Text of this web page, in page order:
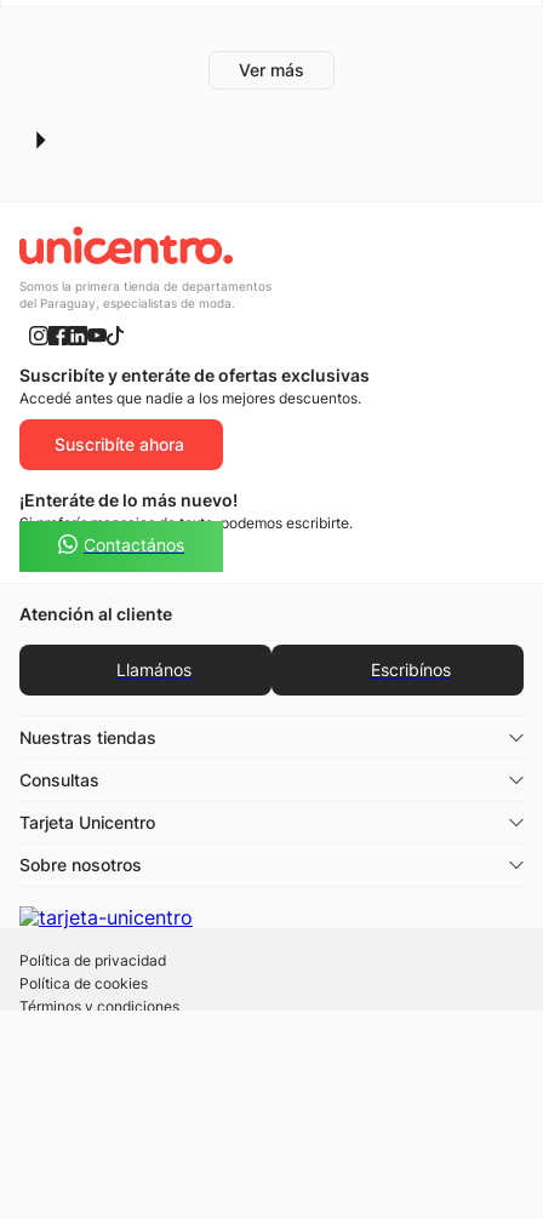
Somos la primera tienda de departamentos
del Paraguay, especialistas de moda.
Suscribíte y enteráte de ofertas exclusivas
Accedé antes que nadie a los mejores descuentos.
Suscribíte ahora
¡Enteráte de lo más nuevo!
Si preferís mensajes de texto, podemos escribirte.
Contactános
Atención al cliente
Llamános Escribínos
Nuestras tiendas
Consultas
Tarjeta Unicentro
Sobre nosotros
Política de privacidad
Política de cookies
Términos y condiciones